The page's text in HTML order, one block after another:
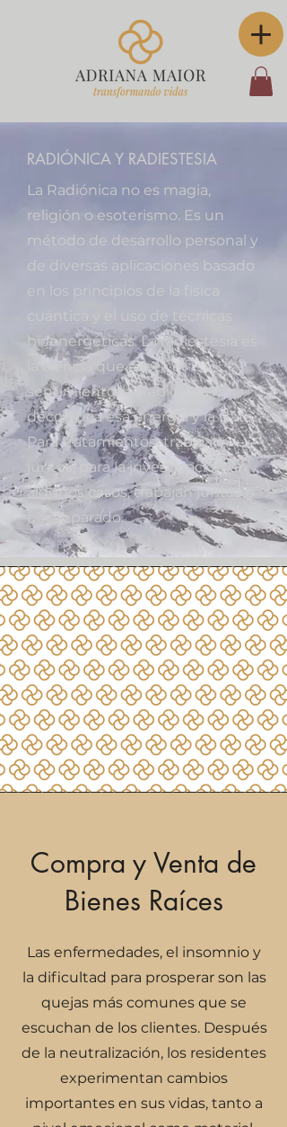
RADIÓNICA Y RADIESTESIA
La Radiónica no es magia,
religión o esoterismo. Es un
método de desarrollo personal y
de diversas aplicaciones basado
en los principios de la física
cuántica y el uso de técnicas
bioenergéticas. La radiestesia es
la ciencia que capta el
sentimiento, la Radiónica
decodifica esa energía y la trata.
Para tratamientos trabajan
juntos, para la investigación en
algunos casos, trabajan juntos o
por separado.
Compra y Venta de
Bienes Raíces
Las enfermedades, el insomnio y
la dificultad para prosperar son las
quejas más comunes que se
escuchan de los clientes. Después
de la neutralización, los residentes
experimentan cambios
importantes en sus vidas, tanto a